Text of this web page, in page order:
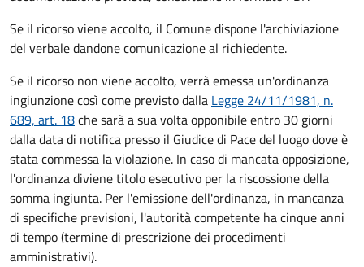
Se il ricorso viene accolto, il Comune dispone l'archiviazione
del verbale dandone comunicazione al richiedente.
Se il ricorso non viene accolto, verrà emessa un'ordinanza
ingiunzione così come previsto dalla Legge 24/11/1981, n.
689, art. 18che sarà a sua volta opponibile entro 30 giorni
dalla data di notifica presso il Giudice di Pace del luogo dove è
stata commessa la violazione. In caso di mancata opposizione,
l'ordinanza diviene titolo esecutivo per la riscossione della
somma ingiunta. Per l'emissione dell'ordinanza, in mancanza
di specifiche previsioni, l'autorità competente ha cinque anni
di tempo (termine di prescrizione dei procedimenti
amministrativi).